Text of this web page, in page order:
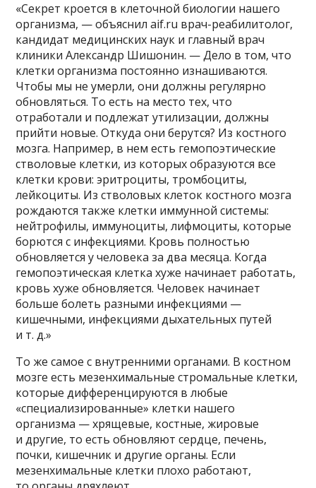
«Секрет кроется в клеточной биологии нашего
организма, — объяснил aif.ru врач-реабилитолог,
кандидат медицинских наук и главный врач
клиники Александр Шишонин. — Дело в том, что
клетки организма постоянно изнашиваются.
Чтобы мы не умерли, они должны регулярно
обновляться. То есть на место тех, что
отработали и подлежат утилизации, должны
прийти новые. Откуда они берутся? Из костного
мозга. Например, в нем есть гемопоэтические
стволовые клетки, из которых образуются все
клетки крови: эритроциты, тромбоциты,
лейкоциты. Из стволовых клеток костного мозга
рождаются также клетки иммунной системы:
нейтрофилы, иммуноциты, лифмоциты, которые
борются с инфекциями. Кровь полностью
обновляется у человека за два месяца. Когда
гемопоэтическая клетка хуже начинает работать,
кровь хуже обновляется. Человек начинает
больше болеть разными инфекциями —
кишечными, инфекциями дыхательных путей
и т. д.»
То же самое с внутренними органами. В костном
мозге есть мезенхимальные стромальные клетки,
которые дифференцируются в любые
«специализированные» клетки нашего
организма — хрящевые, костные, жировые
и другие, то есть обновляют сердце, печень,
почки, кишечник и другие органы. Если
мезенхимальные клетки плохо работают,